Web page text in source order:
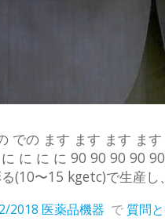
での ます ます ます ま
に に に 90 90 90 90
(10〜15 kgetc)で生産
2018 医薬品機器 で 質問